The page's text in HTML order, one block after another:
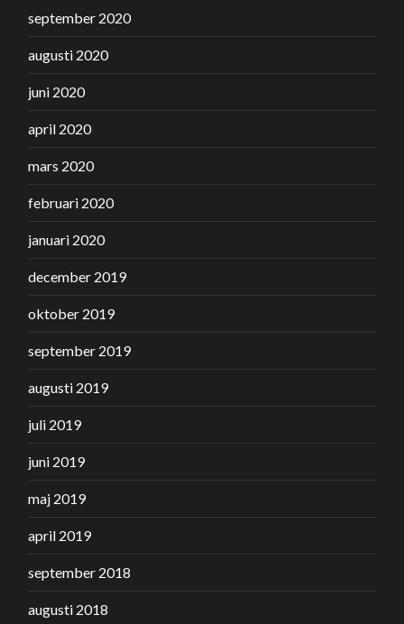
september 2020
augusti 2020
juni 2020
april 2020
mars 2020
februari 2020
januari 2020
december 2019
oktober 2019
september 2019
augusti 2019
juli 2019
juni 2019
maj 2019
april 2019
september 2018
augusti 2018